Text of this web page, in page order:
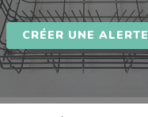
CRÉER UNE ALERTE